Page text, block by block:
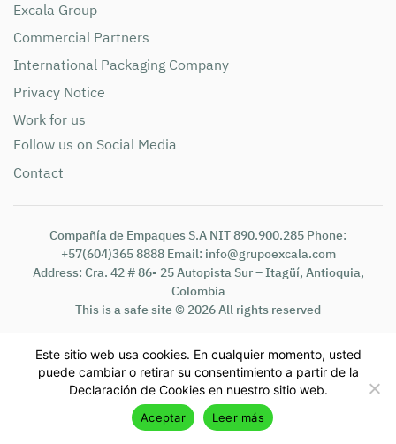
Excala Group
Commercial Partners
International Packaging Company
Privacy Notice
Work for us
Follow us on Social Media
Contact
Compañía de Empaques S.A NIT 890.900.285 Phone:
+57(604)365 8888 Email: info@grupoexcala.com
Address: Cra. 42 # 86- 25 Autopista Sur – Itagüí, Antioquia,
Colombia
This is a safe site © 2026 All rights reserved
Este sitio web usa cookies. En cualquier momento, usted
puede cambiar o retirar su consentimiento a partir de la
Declaración de Cookies en nuestro sitio web.
Aceptar Leer más